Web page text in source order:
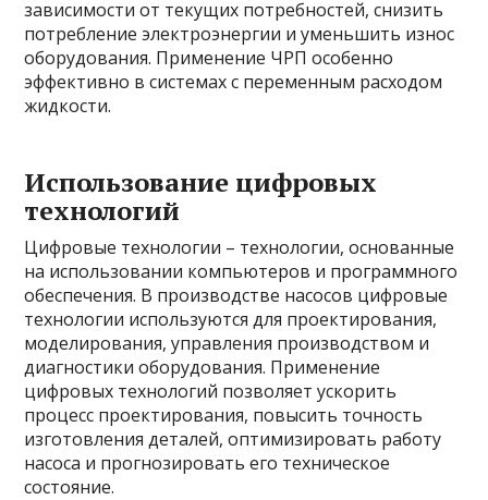
зависимости от текущих потребностей, снизить
потребление электроэнергии и уменьшить износ
оборудования. Применение ЧРП особенно
эффективно в системах с переменным расходом
жидкости.
Использование цифровых
технологий
Цифровые технологии – технологии, основанные
на использовании компьютеров и программного
обеспечения. В производстве насосов цифровые
технологии используются для проектирования,
моделирования, управления производством и
диагностики оборудования. Применение
цифровых технологий позволяет ускорить
процесс проектирования, повысить точность
изготовления деталей, оптимизировать работу
насоса и прогнозировать его техническое
состояние.